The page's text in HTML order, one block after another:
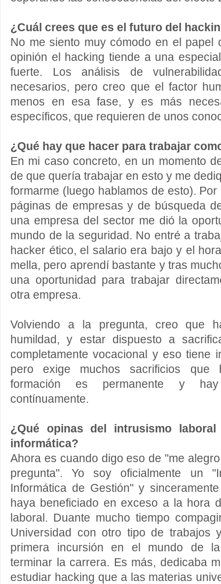
¿Cuál crees que es el futuro del
No me siento muy cómodo en el papel
opinión el hacking tiende a una
fuerte. Los análisis de
necesarios, pero creo que el factor
menos en esa fase, y es más
específicos, que requieren de unos
¿Qué hay que hacer para trabajar
En mi caso concreto, en un momento
de que quería trabajar en esto y me
formarme (luego hablamos de esto).
páginas de empresas y de búsqueda
una empresa del sector me dió la
mundo de la seguridad. No entré a
hacker ético, el salario era bajo y el
mella, pero aprendí bastante y tras
una oportunidad para trabajar
otra empresa.
Volviendo a la pregunta, creo que
humildad, y estar dispuesto a
completamente vocacional y eso tiene
pero exige muchos sacrificios que
formación es permanente y hay
contínuamente.
¿Qué opinas del intrusismo
informática?
Ahora es cuando digo eso de "me
pregunta". Yo soy oficialmente un
Informática de Gestión" y
haya beneficiado en exceso a la hora
laboral. Duante mucho tiempo
Universidad con otro tipo de trabajos
primera incursión en el mundo de
terminar la carrera. Es más, dedicaba
estudiar hacking que a las materias